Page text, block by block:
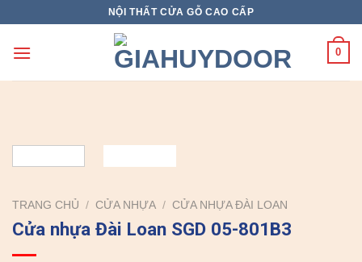
content
NỘI THẤT CỬA GỖ CAO CẤP
0
TRANG CHỦ / CỬA NHỰA / CỬA NHỰA ĐÀI LOAN
Cửa nhựa Đài Loan SGD 05-801B3